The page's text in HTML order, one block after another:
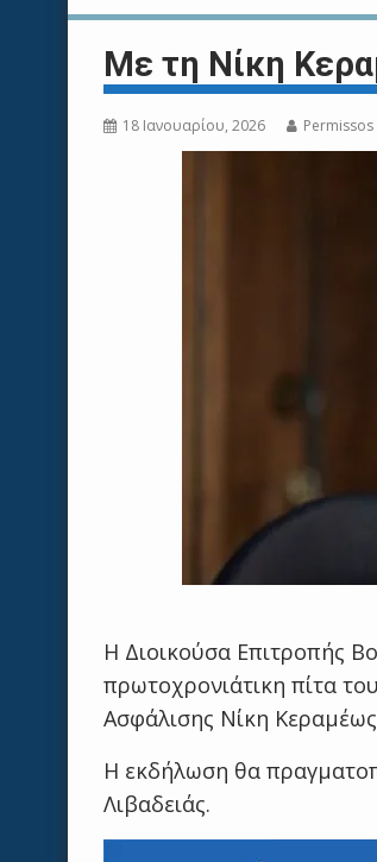
Με τη Νίκη
18 Ιανουαρίου, 2026
Η Διοικούσα Επιτροπής
πρωτοχρονιάτικη πίτα
Ασφάλισης Νίκη
Η εκδήλωση θα
Λιβαδειάς.